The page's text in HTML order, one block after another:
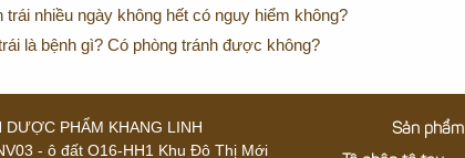
trái nhiều ngày không hết có nguy hiểm không?
là bệnh gì? Có phòng tránh được không?
DƯỢC PHẨM KHANG LINH
- ô đất O16-HH1 Khu Đô Thị Mới
Sản phẩm